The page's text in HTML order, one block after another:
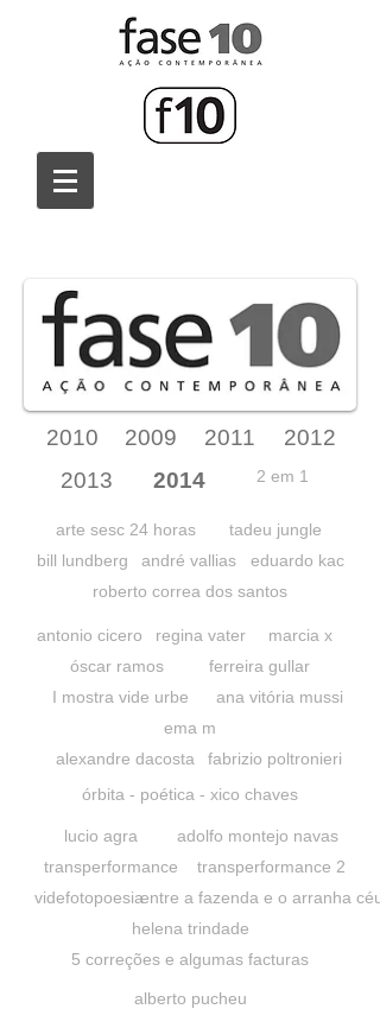
2010 2009 2011
2012
2013
2014 2 em 1
arte sesc 24 horas
tadeu jungle
bill lundberg
andré vallias
eduardo kac
roberto correa dos santos
antonio cicero regina vater
marcia x
óscar ramos
I mostra vide urbe
ferreira gullar
ana vitória mussi
ema m
alexandre dacosta
fabrizio poltronieri
órbita - poética - xico chaves
lucio agra
adolfo montejo navas
transperformance
transperformance 2
videfotopoesiaentre a fazenda e o arranha céu
helena trindade
5 correções e algumas facturas
alberto pucheu